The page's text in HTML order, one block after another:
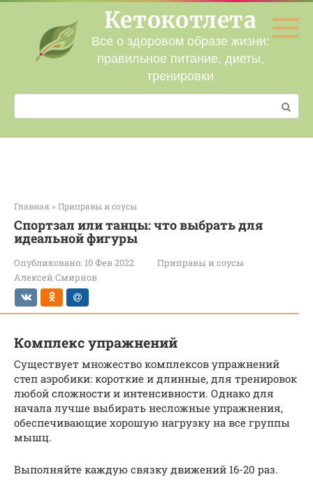
Перейти
контенту
Кетокотлета
Все о здоровом образе жизни:
правильное питание, диеты,
тренировки
Поиск:
Главная » Приправы и соусы
Спортзал или танцы: что выбрать для
идеальной фигуры
Опубликовано: 10 Фев 2022
Приправы и соусы
Алексей Смирнов
Комплекс упражнений
Существует множество комплексов упражнений
степ аэробики: короткие и длинные, для тренировок
любой сложности и интенсивности. Однако для
начала лучше выбирать несложные упражнения,
обеспечивающие хорошую нагрузку на все группы
мышц.
Выполняйте каждую связку движений 16-20 раз.